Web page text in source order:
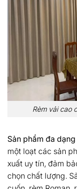
Rèm vải cao
Sản phẩm đa
một loạt các sản
xuất uy tín, đảm
chọn chất lượng.